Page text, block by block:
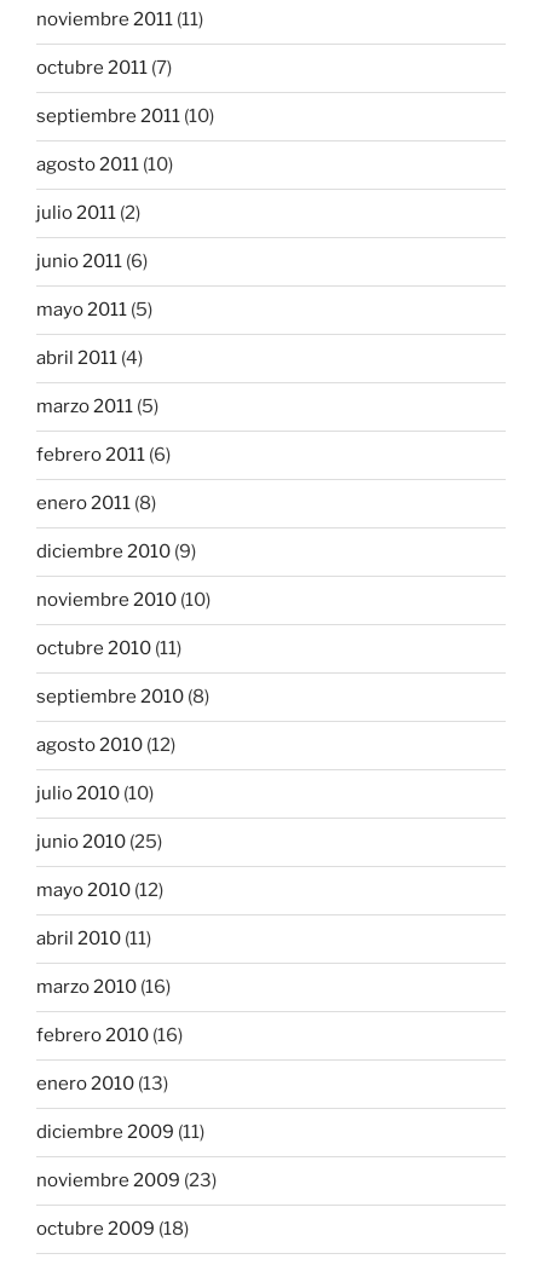
noviembre 2011 (11)
octubre 2011 (7)
septiembre 2011 (10)
agosto 2011 (10)
julio 2011 (2)
junio 2011 (6)
mayo 2011 (5)
abril 2011 (4)
marzo 2011 (5)
febrero 2011 (6)
enero 2011 (8)
diciembre 2010 (9)
noviembre 2010 (10)
octubre 2010 (11)
septiembre 2010 (8)
agosto 2010 (12)
julio 2010 (10)
junio 2010 (25)
mayo 2010 (12)
abril 2010 (11)
marzo 2010 (16)
febrero 2010 (16)
enero 2010 (13)
diciembre 2009 (11)
noviembre 2009 (23)
octubre 2009 (18)